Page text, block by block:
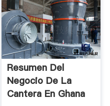
Resumen Del
Negocio De La
Cantera En Ghana